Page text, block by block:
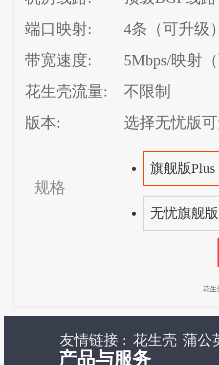
端口映射:
4条（可升级
带宽速度:
5Mbps/映射
花生壳流量:
不限制
版本:
选择无忧版
规格
旗舰版
无忧旗舰
花生
产品与服务
友情链接 : 花生壳 蒲公